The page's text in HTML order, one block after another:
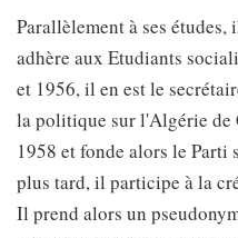
Parallèlement à ses
adhère aux Etudiants
et 1956, il en est le
la politique sur l'Algérie
1958 et fonde alors le Parti
plus tard, il participe à la
Il prend alors un